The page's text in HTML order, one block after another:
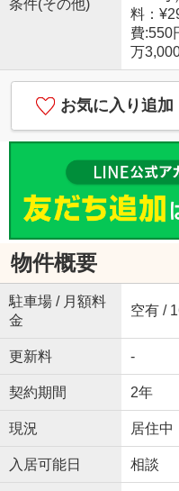
条件(その他)
料：
費:550
万
お気に入り追加
物件概要
駐車場 / 月額料
金
空有 /
更新料 -
契約期間 2年
現況 居住中
入居可能日 相談